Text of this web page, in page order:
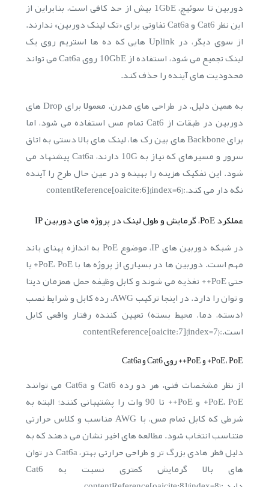
دوربین تا سوئیچ، 1GbE بیش از حد کافی است، بنابراین از
این نظر Cat6 و Cat6a تفاوتی برای «تک لینک دوربین» ندارند.
از سوی دیگر، در Uplink هایی که ده ها استریم روی یک
لینک تجمیع می شود، استفاده از 10GbE روی Cat6a می تواند
محدودیت های آینده را حذف کند.
به همین دلیل، در طراحی های مدرن، معمولا برای Drop های
دوربین در طبقات از Cat6 تمام مس استفاده می شود، اما
برای Backbone های بین رک ها، لینک های بالا دستی به اتاق
سرور و مسیرهای که نیاز به 10G دارند، Cat6a پیشنهاد می
شود. این تفکیک هزینه را بهینه و در عین حال طرح را آینده
نگه دار می کند.:contentReference[oaicite:6]{index=6}
عملکرد PoE، گرمایش و طول لینک در پروژه های دوربین IP
در شبکه دوربین های IP، موضوع PoE به اندازه پهنای باند
مهم است. دوربین ها در بسیاری از پروژه ها با PoE، PoE+ یا
حتی PoE++ تغذیه می شوند و کابل وظیفه حمل همزمان دیتا
و توان را دارد. در اینجا ترکیب AWG، رده کابل و شرایط نصب
(دسته، دما، محیط بسته) تعیین کننده رفتار واقعی کابل
است.:contentReference[oaicite:7]{index=7}
PoE، PoE+ و PoE++ روی Cat6 و Cat6a
از نظر مشخصات فنی، هر دو رده Cat6 و Cat6a می توانند
PoE، PoE+ و PoE++ تا 90 وات را پشتیبانی کنند؛ البته به
شرطی که کابل تمام مس، با AWG مناسب و کلاس حرارتی
متناسب انتخاب شود. مطالعه های اخیر نشان می دهند که به
دلیل قطر هادی بزرگ تر و طراحی حرارتی بهتر، Cat6a در توان
های بالا گرمایش کمتری نسبت به Cat6